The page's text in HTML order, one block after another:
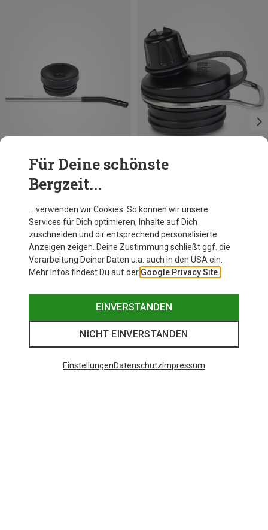
Du sparst 11%
Klean Kanteen
TKWide Chug Cap
15,95 €
Für Deine schönste
Bergzeit...
… verwenden wir Cookies. So können wir unsere
Services für Dich optimieren, Inhalte auf Dich
zuschneiden und dir entsprechend personalisierte
Anzeigen zeigen. Deine Zustimmung schließt ggf. die
Verarbeitung Deiner Daten u.a. auch in den USA ein.
Mehr Infos findest Du auf der Google Privacy Site.
EINVERSTANDEN
NICHT EINVERSTANDEN
EinstellungenDatenschutz Impressum